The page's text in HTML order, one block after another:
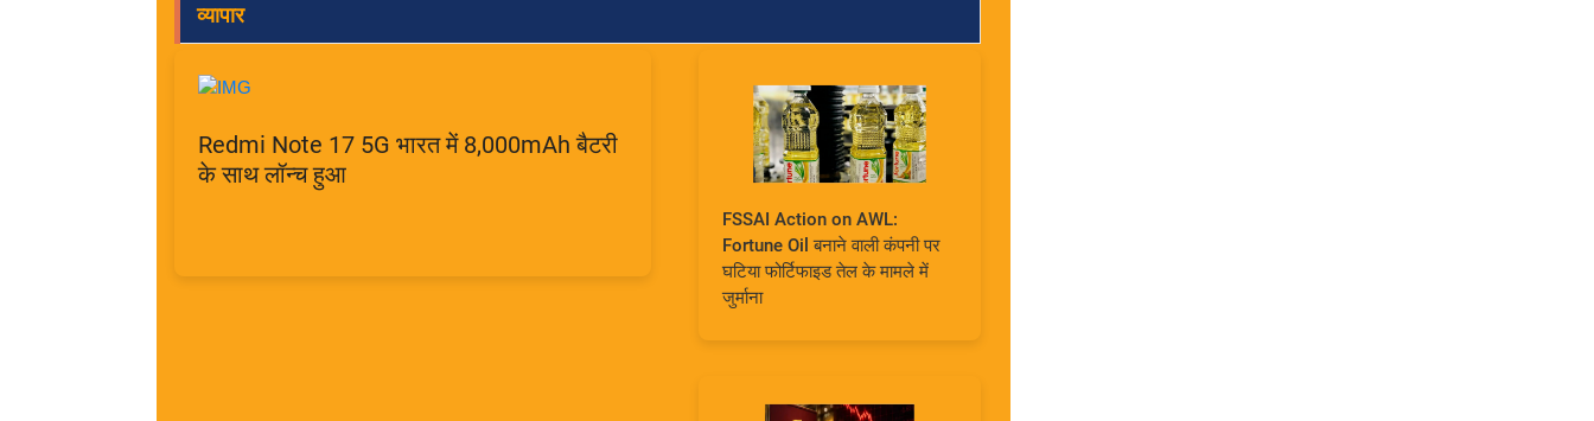
व्यापार
Redmi Note 17 5G भारत में 8,000mAh बैटरी
के साथ लॉन्च हुआ
FSSAI Action on AWL:
Fortune Oil बनाने वाली कंपनी पर
घटिया फोर्टिफाइड तेल के मामले में
जुर्माना